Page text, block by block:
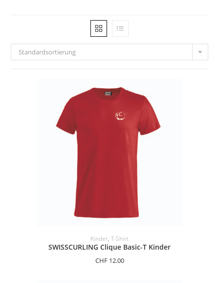
Standardsortierung
OPTIONEN AUSWÄHLEN
Kinder, T-Shirt
SWISSCURLING Clique Basic-T Kinder
CHF12.00